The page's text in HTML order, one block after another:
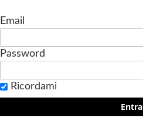
Email
Password
Ricordami
Entra